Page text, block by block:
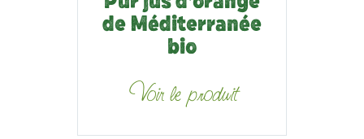
de Méditerranée
bio
Voir le produit